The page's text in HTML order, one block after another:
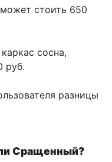
стоить 650
сосна,
руб.
разницы
Сращенный?